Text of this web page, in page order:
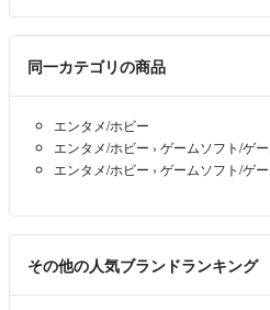
同一カテゴリの商品
エンタメ/ホビー
エンタメ/ホビー › ゲームソフト/ゲ
エンタメ/ホビー › ゲームソフト/ゲ
その他の人気ブランドランキング